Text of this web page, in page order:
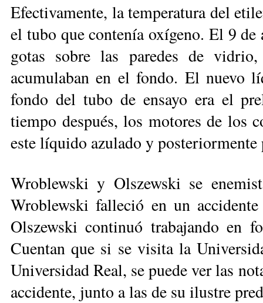
Efectivamente, la temperatura del
el tubo que contenía oxígeno. El 9
gotas sobre las paredes de
acumulaban en el fondo. El nuevo
fondo del tubo de ensayo era el
tiempo después, los motores de los
este líquido azulado y
Wroblewski y Olszewski se
Wroblewski falleció en un
Olszewski continuó trabajando en
Cuentan que si se visita la
Universidad Real, se puede ver las
accidente, junto a las de su ilustre